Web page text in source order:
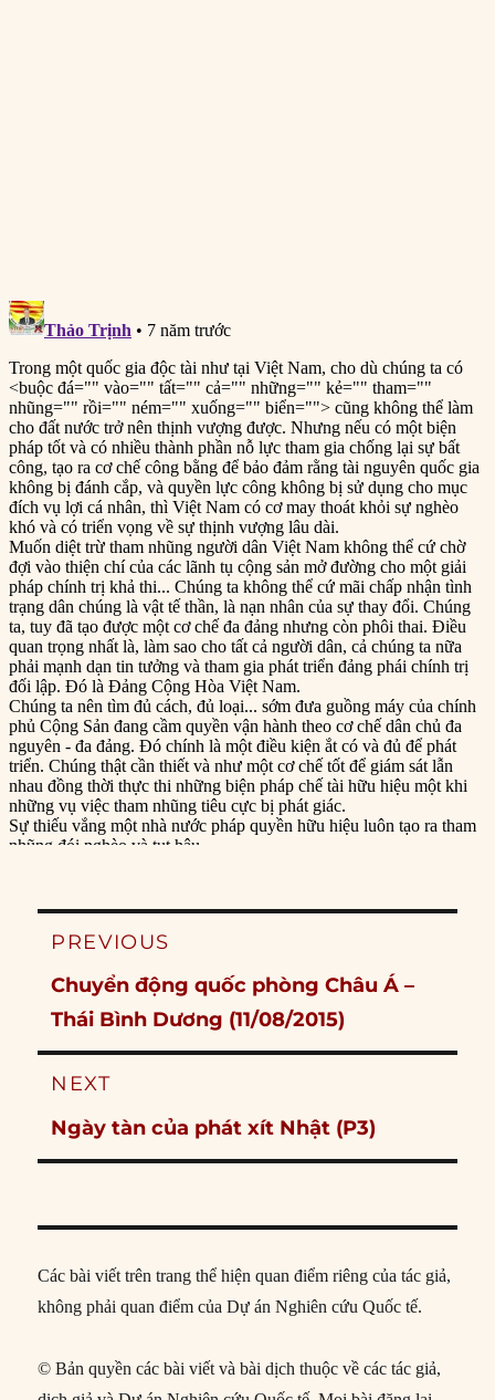
Post
PREVIOUS
Previous
post:
Chuyển động quốc phòng Châu Á –
Thái Bình Dương (11/08/2015)
NEXT
Next
post:
Ngày tàn của phát xít Nhật (P3)
Các bài viết trên trang thể hiện quan điểm riêng của tác giả,
không phải quan điểm của Dự án Nghiên cứu Quốc tế.
© Bản quyền các bài viết và bài dịch thuộc về các tác giả,